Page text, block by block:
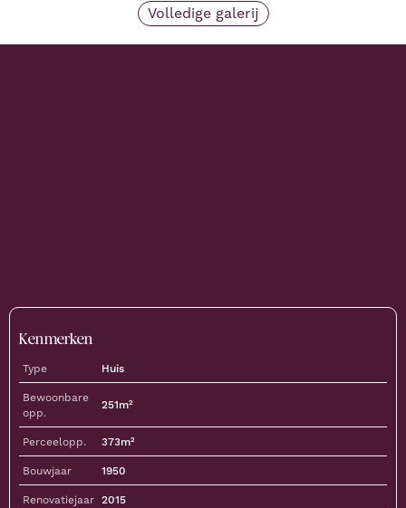
Volledige galerij
Kenmerken
Type Huis
Bewoonbare
opp.
251m²
Perceelopp. 373m²
Bouwjaar 1950
Renovatiejaar 2015